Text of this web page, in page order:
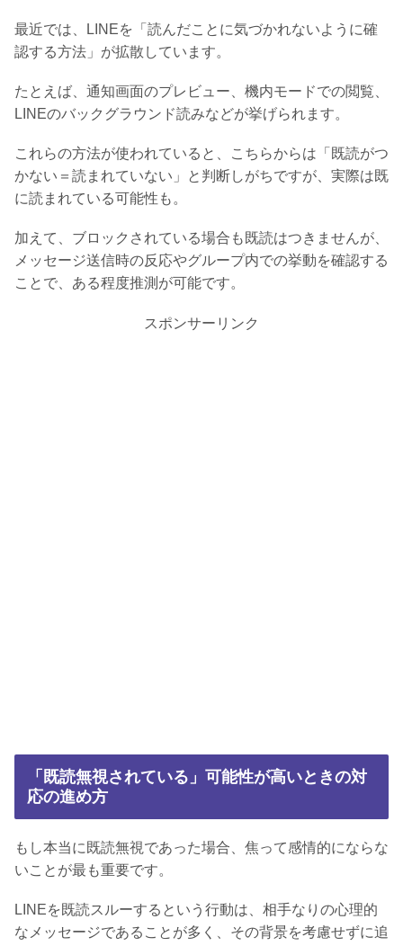
最近では、LINEを「読んだことに気づかれないように確
認する方法」が拡散しています。
たとえば、通知画面のプレビュー、機内モードでの閲覧、
LINEのバックグラウンド読みなどが挙げられます。
これらの方法が使われていると、こちらからは「既読がつ
かない＝読まれていない」と判断しがちですが、実際は既
に読まれている可能性も。
加えて、ブロックされている場合も既読はつきませんが、
メッセージ送信時の反応やグループ内での挙動を確認する
ことで、ある程度推測が可能です。
スポンサーリンク
「既読無視されている」可能性が高いときの対
応の進め方
もし本当に既読無視であった場合、焦って感情的にならな
いことが最も重要です。
LINEを既読スルーするという行動は、相手なりの心理的
なメッセージであることが多く、その背景を考慮せずに追